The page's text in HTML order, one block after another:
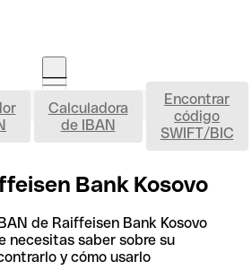
IBAN
Calculadora
de IBAN
Encontrar
código
SWIFT/BIC
Bank Kosovo
de Raiffeisen Bank Kosovo
necesitas saber sobre su
y cómo usarlo